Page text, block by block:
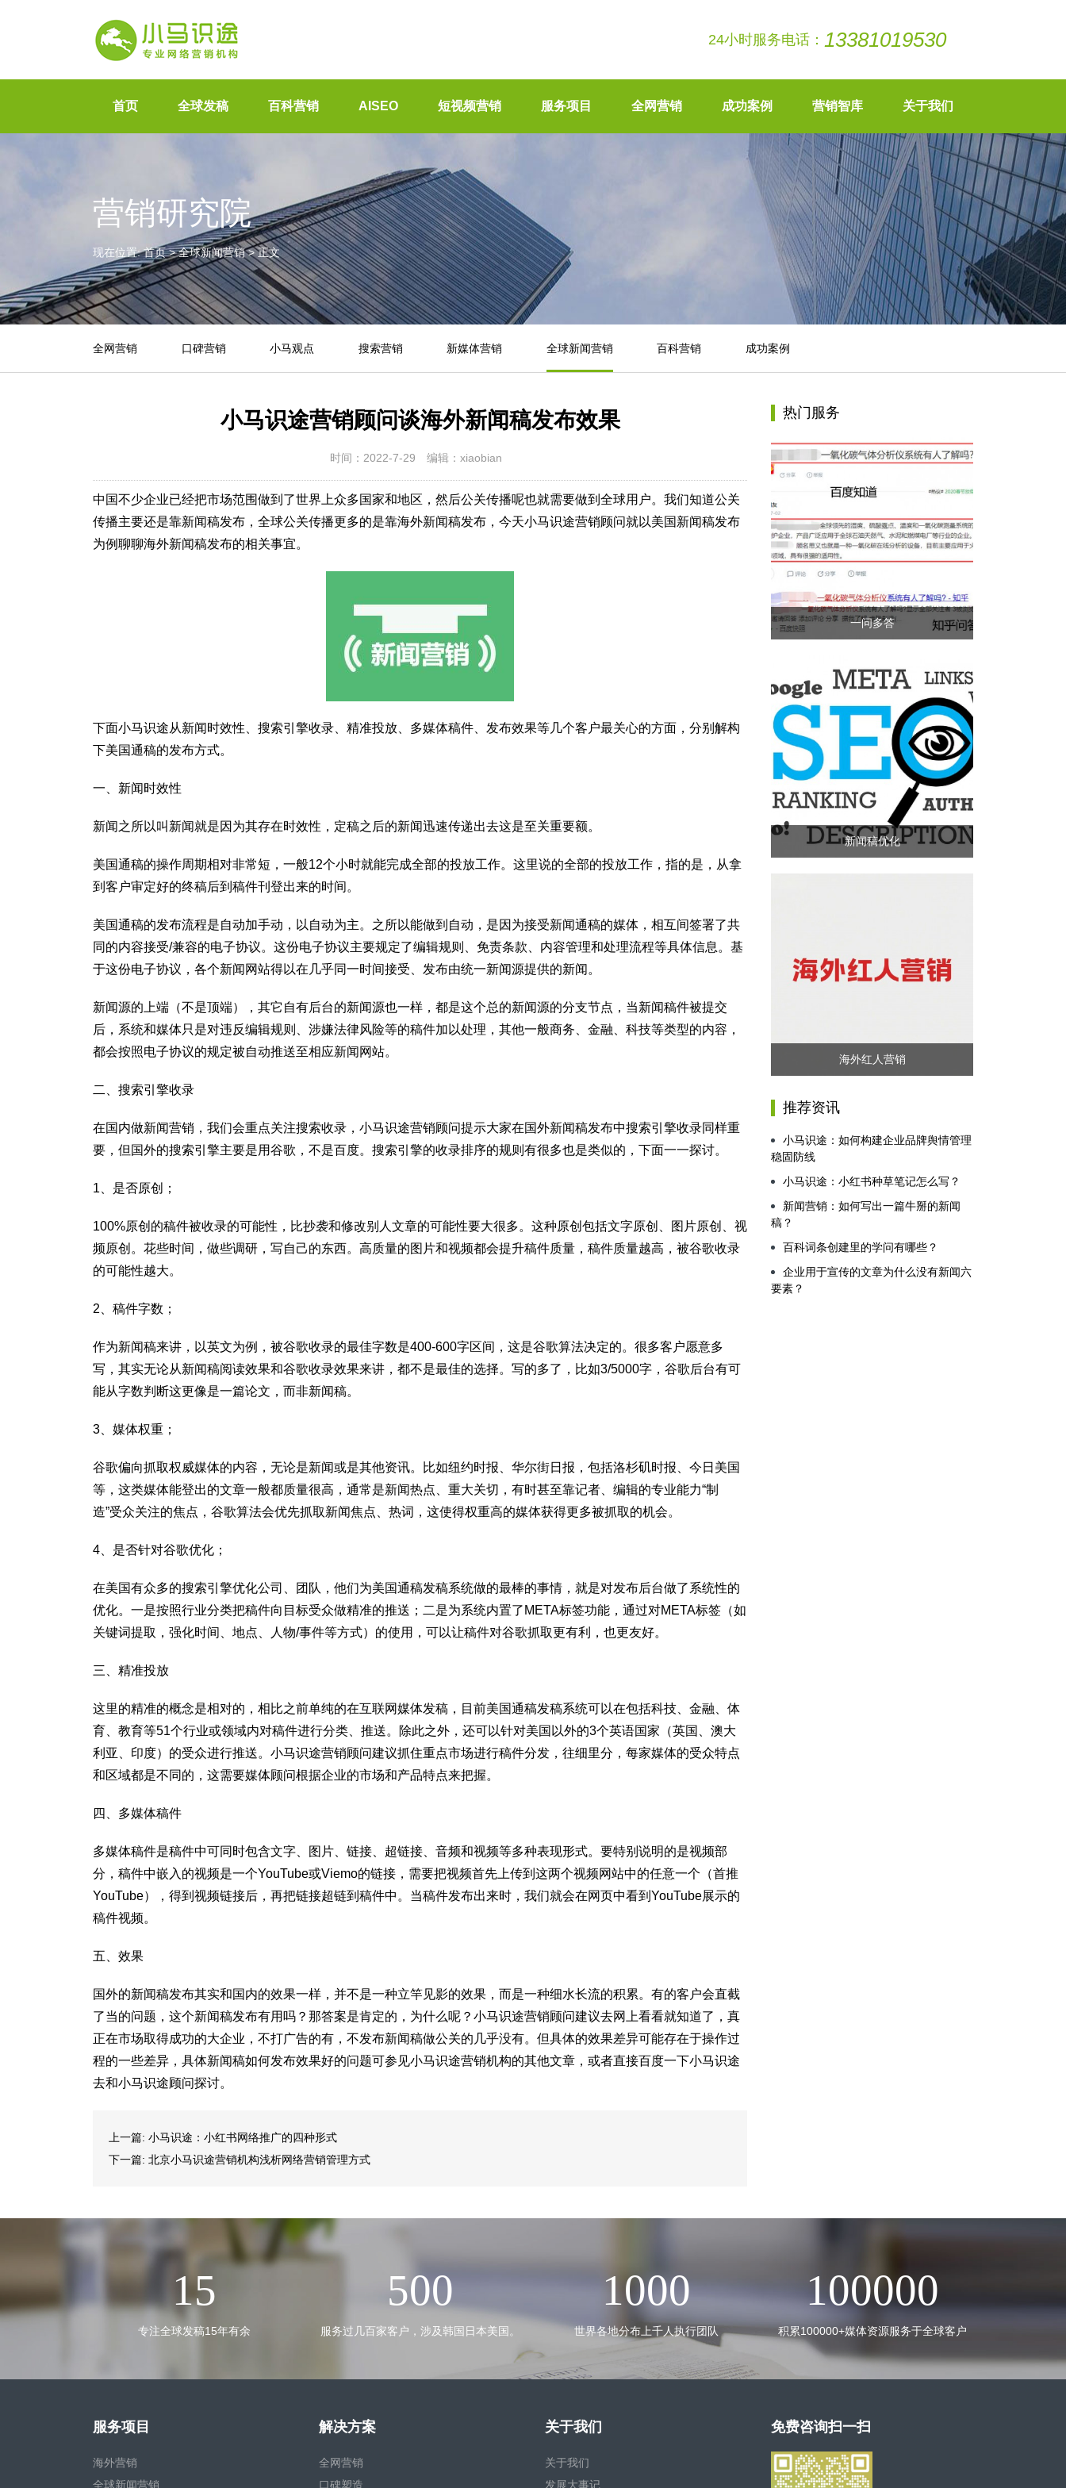
24小时服务电话： 13381019530
首页 全球发稿 百科营销 AISEO 短视频营销 服务项目 全网营销 成功案例 营销智库 关于我们
营销研究院
现在位置:首页>全球新闻营销>正文
全网营销 口碑营销 小马观点 搜索营销 新媒体营销 全球新闻营销 百科营销 成功案例
小马识途营销顾问谈海外新闻稿发布效果
时间：2022-7-29 编辑：xiaobian
中国不少企业已经把市场范围做到了世界上众多国家和地区，然后公关传播呢也就需要做到全球用户。我们知道公关
传播主要还是靠新闻稿发布，全球公关传播更多的是靠海外新闻稿发布，今天小马识途营销顾问就以美国新闻稿发布
为例聊聊海外新闻稿发布的相关事宜。
下面小马识途从新闻时效性、搜索引擎收录、精准投放、多媒体稿件、发布效果等几个客户最关心的方面，分别解构
下美国通稿的发布方式。
一、新闻时效性
新闻之所以叫新闻就是因为其存在时效性，定稿之后的新闻迅速传递出去这是至关重要额。
美国通稿的操作周期相对非常短，一般12个小时就能完成全部的投放工作。这里说的全部的投放工作，指的是，从拿
到客户审定好的终稿后到稿件刊登出来的时间。
美国通稿的发布流程是自动加手动，以自动为主。之所以能做到自动，是因为接受新闻通稿的媒体，相互间签署了共
同的内容接受/兼容的电子协议。这份电子协议主要规定了编辑规则、免责条款、内容管理和处理流程等具体信息。基
于这份电子协议，各个新闻网站得以在几乎同一时间接受、发布由统一新闻源提供的新闻。
新闻源的上端（不是顶端），其它自有后台的新闻源也一样，都是这个总的新闻源的分支节点，当新闻稿件被提交
后，系统和媒体只是对违反编辑规则、涉嫌法律风险等的稿件加以处理，其他一般商务、金融、科技等类型的内容，
都会按照电子协议的规定被自动推送至相应新闻网站。
二、搜索引擎收录
在国内做新闻营销，我们会重点关注搜索收录，小马识途营销顾问提示大家在国外新闻稿发布中搜索引擎收录同样重
要，但国外的搜索引擎主要是用谷歌，不是百度。搜索引擎的收录排序的规则有很多也是类似的，下面一一探讨。
1、是否原创；
100%原创的稿件被收录的可能性，比抄袭和修改别人文章的可能性要大很多。这种原创包括文字原创、图片原创、视
频原创。花些时间，做些调研，写自己的东西。高质量的图片和视频都会提升稿件质量，稿件质量越高，被谷歌收录
的可能性越大。
2、稿件字数；
作为新闻稿来讲，以英文为例，被谷歌收录的最佳字数是400-600字区间，这是谷歌算法决定的。很多客户愿意多
写，其实无论从新闻稿阅读效果和谷歌收录效果来讲，都不是最佳的选择。写的多了，比如3/5000字，谷歌后台有可
能从字数判断这更像是一篇论文，而非新闻稿。
3、媒体权重；
谷歌偏向抓取权威媒体的内容，无论是新闻或是其他资讯。比如纽约时报、华尔街日报，包括洛杉矶时报、今日美国
等，这类媒体能登出的文章一般都质量很高，通常是新闻热点、重大关切，有时甚至靠记者、编辑的专业能力“制
造”受众关注的焦点，谷歌算法会优先抓取新闻焦点、热词，这使得权重高的媒体获得更多被抓取的机会。
4、是否针对谷歌优化；
在美国有众多的搜索引擎优化公司、团队，他们为美国通稿发稿系统做的最棒的事情，就是对发布后台做了系统性的
优化。一是按照行业分类把稿件向目标受众做精准的推送；二是为系统内置了META标签功能，通过对META标签（如
关键词提取，强化时间、地点、人物/事件等方式）的使用，可以让稿件对谷歌抓取更有利，也更友好。
三、精准投放
这里的精准的概念是相对的，相比之前单纯的在互联网媒体发稿，目前美国通稿发稿系统可以在包括科技、金融、体
育、教育等51个行业或领域内对稿件进行分类、推送。除此之外，还可以针对美国以外的3个英语国家（英国、澳大
利亚、印度）的受众进行推送。小马识途营销顾问建议抓住重点市场进行稿件分发，往细里分，每家媒体的受众特点
和区域都是不同的，这需要媒体顾问根据企业的市场和产品特点来把握。
四、多媒体稿件
多媒体稿件是稿件中可同时包含文字、图片、链接、超链接、音频和视频等多种表现形式。要特别说明的是视频部
分，稿件中嵌入的视频是一个YouTube或Viemo的链接，需要把视频首先上传到这两个视频网站中的任意一个（首推
YouTube），得到视频链接后，再把链接超链到稿件中。当稿件发布出来时，我们就会在网页中看到YouTube展示的
稿件视频。
五、效果
国外的新闻稿发布其实和国内的效果一样，并不是一种立竿见影的效果，而是一种细水长流的积累。有的客户会直截
了当的问题，这个新闻稿发布有用吗？那答案是肯定的，为什么呢？小马识途营销顾问建议去网上看看就知道了，真
正在市场取得成功的大企业，不打广告的有，不发布新闻稿做公关的几乎没有。但具体的效果差异可能存在于操作过
程的一些差异，具体新闻稿如何发布效果好的问题可参见小马识途营销机构的其他文章，或者直接百度一下小马识途
去和小马识途顾问探讨。
上一篇: 小马识途：小红书网络推广的四种形式
下一篇: 北京小马识途营销机构浅析网络营销管理方式
热门服务
一问多答
新闻稿优化
海外红人营销
推荐资讯
小马识途：如何构建企业品牌舆情管理
稳固防线
小马识途：小红书种草笔记怎么写？
新闻营销：如何写出一篇牛掰的新闻
稿？
百科词条创建里的学问有哪些？
企业用于宣传的文章为什么没有新闻六
要素？
15
专注全球发稿15年有余
500
服务过几百家客户，涉及韩国日本美国。
1000
世界各地分布上千人执行团队
100000
积累100000+媒体资源服务于全球客户
服务项目
海外营销
全球新闻营销
解决方案
全网营销
口碑塑造
关于我们
关于我们
发展大事记
免费咨询扫一扫